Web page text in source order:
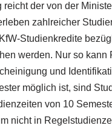
der von der
zahlreicher
Studienkredite
werden. Nur so kann
und
möglich ist, sind
von 10
nicht in